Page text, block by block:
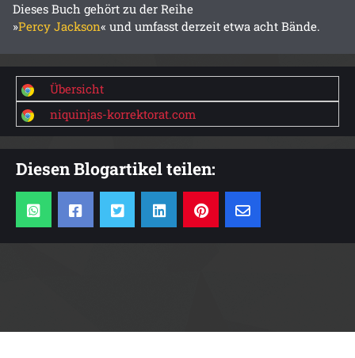
Dieses Buch gehört zu der Reihe
»Percy Jackson« und umfasst derzeit etwa acht Bände.
Übersicht
niquinjas-korrektorat.com
Diesen Blogartikel teilen: